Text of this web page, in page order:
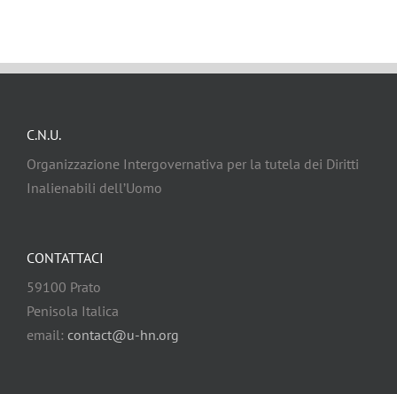
C.N.U.
Organizzazione Intergovernativa per la tutela dei Diritti
Inalienabili dell’Uomo
CONTATTACI
59100 Prato
Penisola Italica
email: contact@u-hn.org